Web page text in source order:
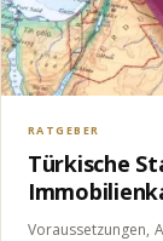
RATGEBER
Türkische
Voraussetzungen,